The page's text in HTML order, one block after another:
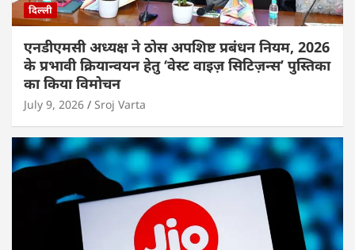
दिल्ली
एनडीएमसी अध्यक्ष ने ठोस अपशिष्ट प्रबंधन नियम, 2026
के प्रभावी क्रियान्वयन हेतु ‘वेस्ट वाइज़ सिटिज़न्स’ पुस्तिका
का किया विमोचन
July 9, 2026 Sroj Varta